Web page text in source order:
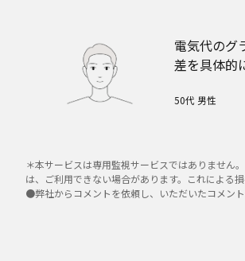
電気代のグ
差を具体的
50代 男性
＊本サービスは専用監視サービスではありません
は、ご利用できない場合があります。これによる
●弊社からコメントを依頼し、いただいたコメント